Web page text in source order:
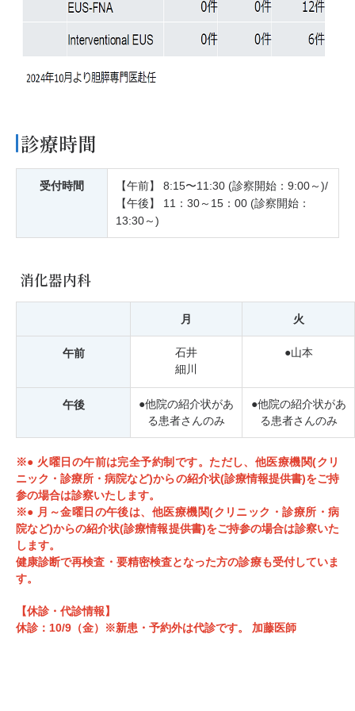
診療時間
受付時間
【午前】 8:15〜11:30 (診察開始：9:00～)/
【午後】 11：30～15：00 (診察開始：
13:30～)
消化器内科
月 火
午前
石井
細川
●山本
午後
●他院の紹介状があ
る患者さんのみ
●他院の紹介状があ
る患者さんのみ
※● 火曜日の午前は完全予約制です。ただし、他医療機関(クリ
ニック・診療所・病院など)からの紹介状(診療情報提供書)をご持
参の場合は診察いたします。
※● 月～金曜日の午後は、他医療機関(クリニック・診療所・病
院など)からの紹介状(診療情報提供書)をご持参の場合は診察いた
します。
健康診断で再検査・要精密検査となった方の診療も受付していま
す。
【休診・代診情報】
休診：10/9（金）※新患・予約外は代診です。 加藤医師